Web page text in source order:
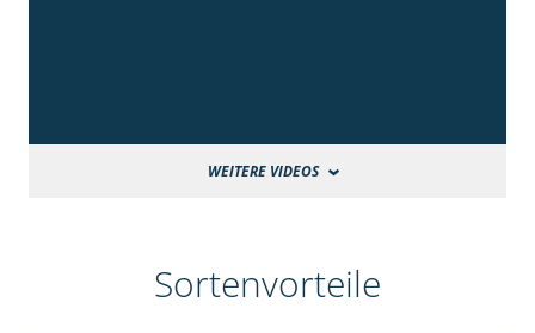
WEITERE VIDEOS
Sortenvorteile